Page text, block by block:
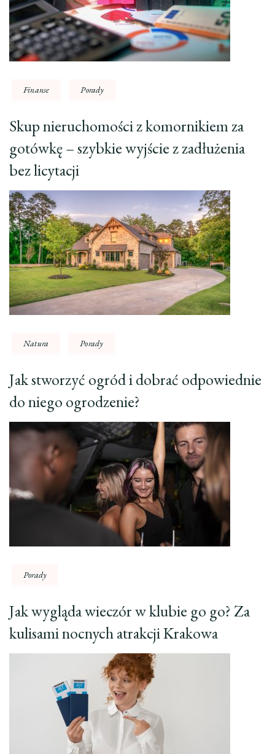
Finanse Porady
Skup nieruchomości z komornikiem za
gotówkę – szybkie wyjście z zadłużenia
bez licytacji
Natura Porady
Jak stworzyć ogród i dobrać odpowiednie
do niego ogrodzenie?
Porady
Jak wygląda wieczór w klubie go go? Za
kulisami nocnych atrakcji Krakowa